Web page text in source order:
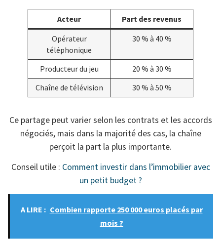
Acteur
Part des revenus
Opérateur
téléphonique
30 % à 40 %
Producteur du jeu
20 % à 30 %
Chaîne de télévision
30 % à 50 %
Ce partage peut varier selon les contrats et les accords
négociés, mais dans la majorité des cas, la chaîne
perçoit la part la plus importante.
Conseil utile : Comment investir dans l’immobilier avec
un petit budget ?
A LIRE : Combien rapporte 250 000 euros placés par
mois ?